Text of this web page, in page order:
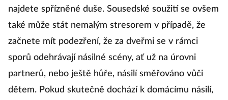
najdete spřízněné duše. Sousedské soužití se ovšem
také může stát nemalým stresorem v případě, že
začnete mít podezření, že za dveřmi se v rámci
sporů odehrávají násilné scény, ať už na úrovni
partnerů, nebo ještě hůře, násilí směřováno vůči
dětem. Pokud skutečně dochází k domácímu násilí,